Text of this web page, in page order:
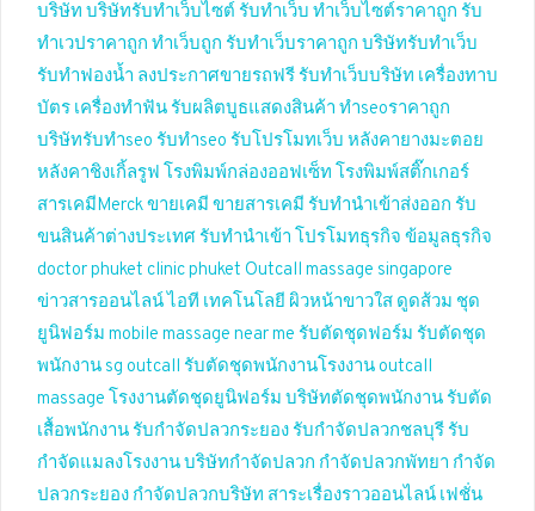
บริษัท บริษัทรับทำเว็บไซต์ รับทำเว็บ ทำเว็บไซต์ราคาถูก รับ
ทำเวปราคาถูก ทำเว็บถูก รับทำเว็บราคาถูก บริษัทรับทำเว็บ
รับทำฟองน้ำ ลงประกาศขายรถฟรี รับทำเว็บบริษัท เครื่องทาบ
บัตร เครื่องทำฟัน รับผลิตบูธแสดงสินค้า ทำseoราคาถูก
บริษัทรับทำseo รับทำseo รับโปรโมทเว็บ หลังคายางมะตอย
หลังคาชิงเกิ้ลรูฟ โรงพิมพ์กล่องออฟเซ็ท โรงพิมพ์สติ๊กเกอร์
สารเคมีMerckขายเคมี ขายสารเคมี รับทำนำเข้าส่งออก รับ
ขนสินค้าต่างประเทศ รับทำนำเข้า โปรโมทธุรกิจ ข้อมูลธุรกิจ
doctor phuket clinic phuket Outcall massage singapore
ข่าวสารออนไลน์ไอที เทคโนโลยี ผิวหน้าขาวใส ดูดส้วม ชุด
ยูนิฟอร์ม mobile massage near me รับตัดชุดฟอร์ม รับตัดชุด
พนักงาน sg outcall รับตัดชุดพนักงานโรงงาน outcall
massage โรงงานตัดชุดยูนิฟอร์ม บริษัทตัดชุดพนักงาน รับตัด
เสื้อพนักงาน รับกำจัดปลวกระยอง รับกำจัดปลวกชลบุรี รับ
กำจัดแมลงโรงงานบริษัทกำจัดปลวก กำจัดปลวกพัทยา กำจัด
ปลวกระยอง กำจัดปลวกบริษัท สาระเรื่องราวออนไลน์ เฟชั่น